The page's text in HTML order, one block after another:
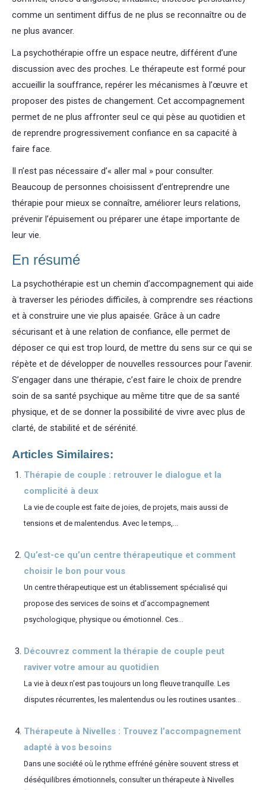
comme un sentiment diffus de ne plus se reconnaître ou de
ne plus avancer.
La psychothérapie offre un espace neutre, différent d’une
discussion avec des proches. Le thérapeute est formé pour
accueillir la souffrance, repérer les mécanismes à l’œuvre et
proposer des pistes de changement. Cet accompagnement
permet de ne plus affronter seul ce qui pèse au quotidien et
de reprendre progressivement confiance en sa capacité à
faire face.
Il n’est pas nécessaire d’« aller mal » pour consulter.
Beaucoup de personnes choisissent d’entreprendre une
thérapie pour mieux se connaître, améliorer leurs relations,
prévenir l’épuisement ou préparer une étape importante de
leur vie.
En résumé
La psychothérapie est un chemin d’accompagnement qui aide
à traverser les périodes difficiles, à comprendre ses réactions
et à construire une vie plus apaisée. Grâce à un cadre
sécurisant et à une relation de confiance, elle permet de
déposer ce qui est trop lourd, de mettre du sens sur ce qui se
répète et de développer de nouvelles ressources pour l’avenir.
S’engager dans une thérapie, c’est faire le choix de prendre
soin de sa santé psychique au même titre que de sa santé
physique, et de se donner la possibilité de vivre avec plus de
clarté, de stabilité et de sérénité.
Articles Similaires:
Thérapie de couple : retrouver le dialogue et la
complicité à deux
La vie de couple est faite de joies, de projets, mais aussi de
tensions et de malentendus. Avec le temps,...
Qu’est-ce qu’un centre thérapeutique et comment
choisir le bon pour vous
Un centre thérapeutique est un établissement spécialisé qui
propose des services de soins et d’accompagnement
psychologique, physique ou émotionnel. Ces...
Découvrez comment la thérapie de couple peut
raviver votre amour au quotidien
La vie à deux n’est pas toujours un long fleuve tranquille. Les
disputes récurrentes, les malentendus ou les routines usantes...
Thérapeute à Nivelles : Trouvez l’accompagnement
adapté à vos besoins
Dans une société où le rythme effréné génère souvent stress et
déséquilibres émotionnels, consulter un thérapeute à Nivelles